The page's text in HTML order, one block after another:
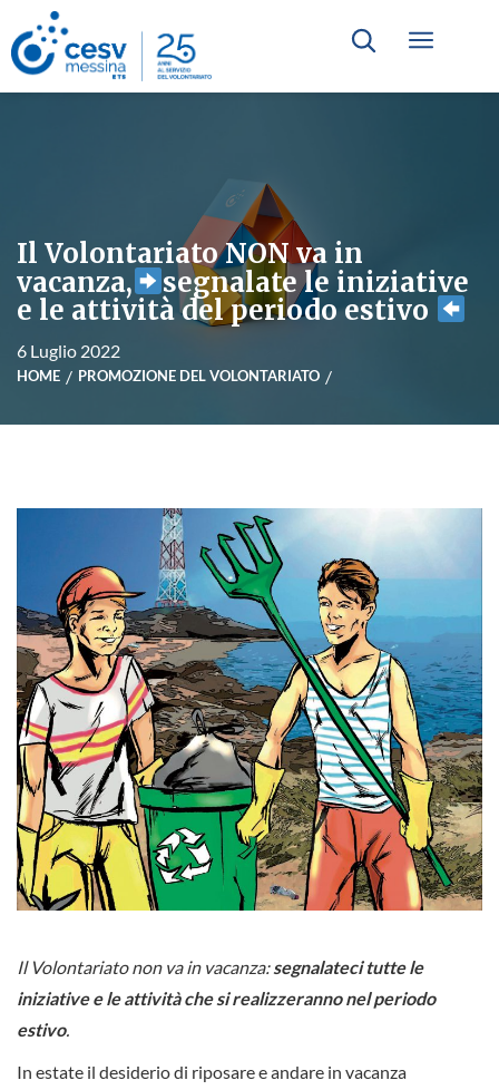
Il Volontariato NON va in
vacanza,
segnalate le iniziative
e le attività del periodo estivo
6 Luglio 2022
HOME PROMOZIONE DEL VOLONTARIATO
Il Volontariato non va in vacanza:segnalateci tutte le
iniziative e le attività che si realizzeranno nel periodo
estivo.
In estate il desiderio di riposare e andare in vacanza